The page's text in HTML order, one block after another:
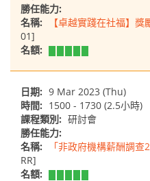
勝任能力:
名稱:
【卓越實踐在社福】
01]
名額:
日期: 9 Mar 2023 (Thu)
時間: 1500 - 1730 (2.5小時)
課程類別: 研討會
勝任能力:
名稱:
「非政府機構薪酬調
RR]
名額: